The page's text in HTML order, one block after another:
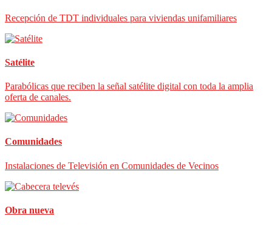
Recepción de TDT individuales para viviendas unifamiliares
Satélite
Parabólicas que reciben la señal satélite digital con toda la amplia
oferta de canales.
Comunidades
Instalaciones de Televisión en Comunidades de Vecinos
Obra nueva